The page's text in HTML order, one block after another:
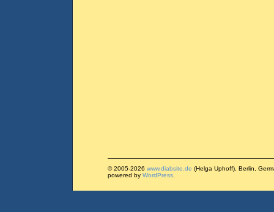
© 2005-2026 www.diabsite.de (Helga Uphoff), Berlin,
powered by WordPress.